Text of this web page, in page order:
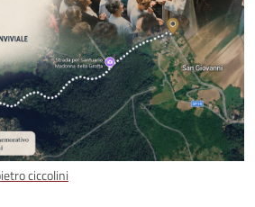
ciccolini